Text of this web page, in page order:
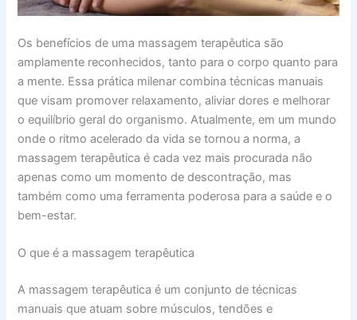
Os benefícios de uma massagem terapêutica são
amplamente reconhecidos, tanto para o corpo quanto para
a mente. Essa prática milenar combina técnicas manuais
que visam promover relaxamento, aliviar dores e melhorar
o equilíbrio geral do organismo. Atualmente, em um mundo
onde o ritmo acelerado da vida se tornou a norma, a
massagem terapêutica é cada vez mais procurada não
apenas como um momento de descontração, mas
também como uma ferramenta poderosa para a saúde e o
bem-estar.
O que é a massagem terapêutica
A massagem terapêutica é um conjunto de técnicas
manuais que atuam sobre músculos, tendões e